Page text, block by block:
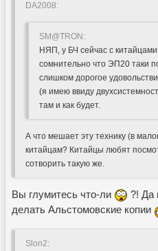
DA2008:
SM@TRON:
НЯП, у БЧ сейчас с
сомнительно что ЭП20 таки
слишком дорогое
(я имею ввиду
там и как будет.
А что мешает эту технику (в
китайцам? Китайцы любят
сотворить такую же.
Вы глумитесь что-ли
?! Да
делать Альстомовские копии
Slon2: